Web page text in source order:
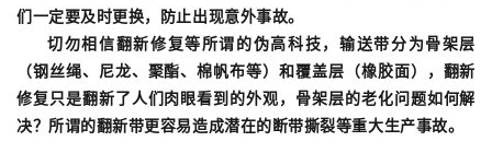
们一定要及时更换，防止出现意外事故。
切勿相信翻新修复等所谓的伪高科技，输送带分为骨架层
（钢丝绳、尼龙、聚酯、棉帆布等）和覆盖层（橡胶面），翻新
修复只是翻新了人们肉眼看到的外观，骨架层的老化问题如何解
决？所谓的翻新带更容易造成潜在的断带撕裂等重大生产事故。